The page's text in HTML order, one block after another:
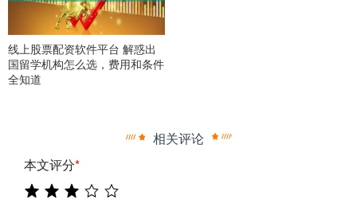
线上股票配资软件平台 解惑出
国留学机构怎么选，费用和条件
全知道
相关评论
本文评分*